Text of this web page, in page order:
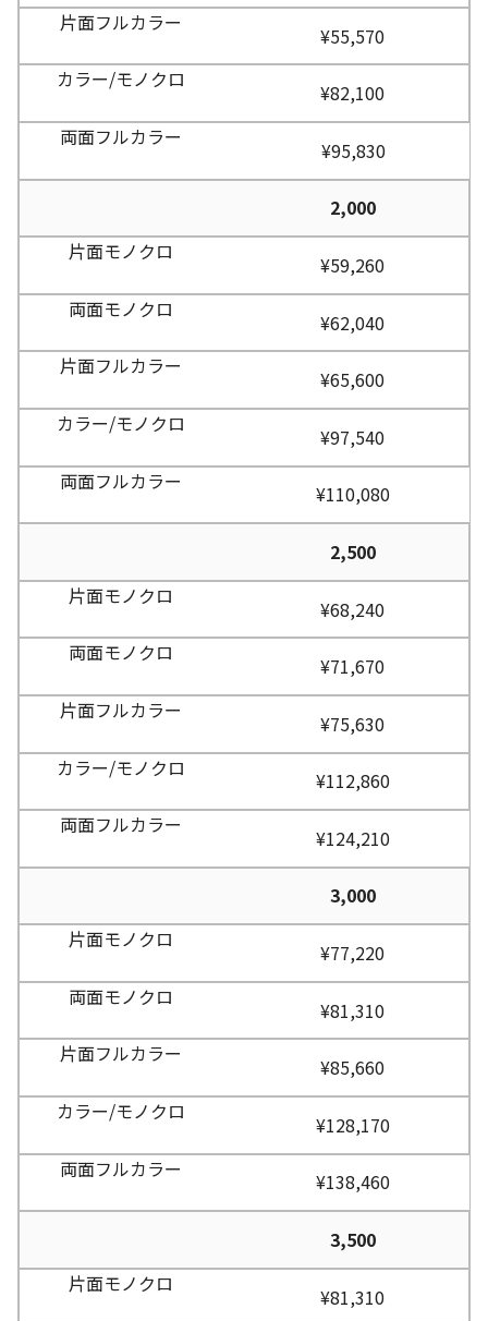
¥55,570
¥82,100
¥95,830
2,000
¥59,260
¥62,040
¥65,600
¥97,540
¥110,080
2,500
¥68,240
¥71,670
¥75,630
¥112,860
¥124,210
3,000
¥77,220
¥81,310
¥85,660
¥128,170
¥138,460
3,500
¥81,310